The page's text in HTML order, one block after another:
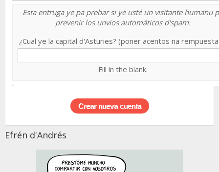
Esta entruga ye pa prebar si ye usté un visitante humanu
prevenir los unvios automáticos d'spam.
¿Cual ye la capital d'Asturies? (poner acentos na
Fill in the blank.
Efrén d'Andrés